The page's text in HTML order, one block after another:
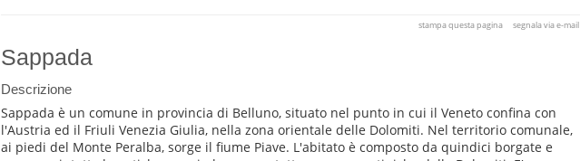
stampa questa pagina segnala via e-mail
Sappada
Descrizione
Sappada è un comune in provincia di Belluno, situato nel punto in cui il Veneto confina con
l'Austria ed il Friuli Venezia Giulia, nella zona orientale delle Dolomiti. Nel territorio comunale,
ai piedi del Monte Peralba, sorge il fiume Piave. L'abitato è composto da quindici borgate e